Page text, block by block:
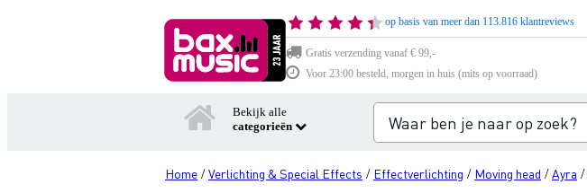
op basis van meer dan 113.816 klantreviews
Gratis verzending vanaf € 99,-
Voor 23:00 besteld, morgen in huis (mits op voorraad)
Bekijk alle
categorieën
Home /Verlichting & Special Effects / Effectverlichting / Moving head /Ayra /